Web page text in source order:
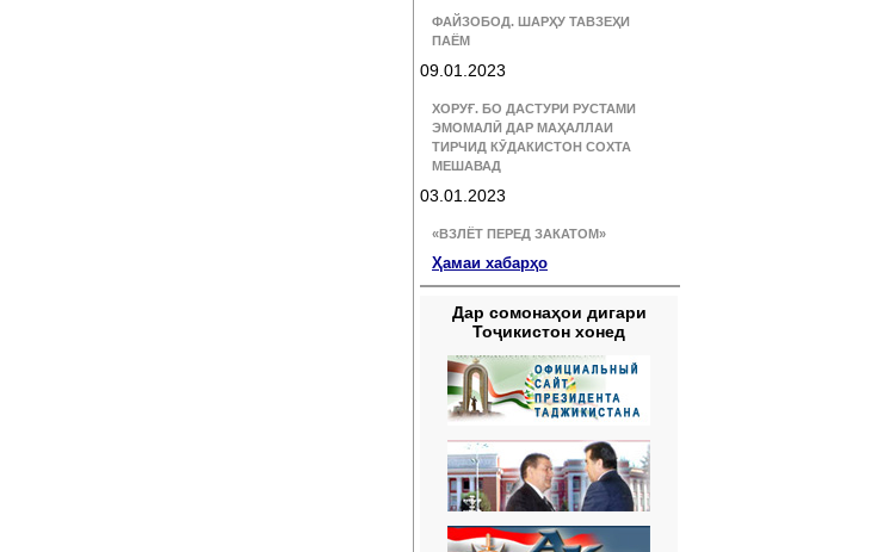
ФАЙЗОБОД. ШАРҲУ ТАВЗЕҲИ
ПАЁМ
09.01.2023
ХОРУҒ. БО ДАСТУРИ РУСТАМИ
ЭМОМАЛӢ ДАР МАҲАЛЛАИ
ТИРЧИД КӮДАКИСТОН СОХТА
МЕШАВАД
03.01.2023
«ВЗЛЁТ ПЕРЕД ЗАКАТОМ»
Ҳамаи хабарҳо
Дар сомонаҳои дигари
Тоҷикистон хонед